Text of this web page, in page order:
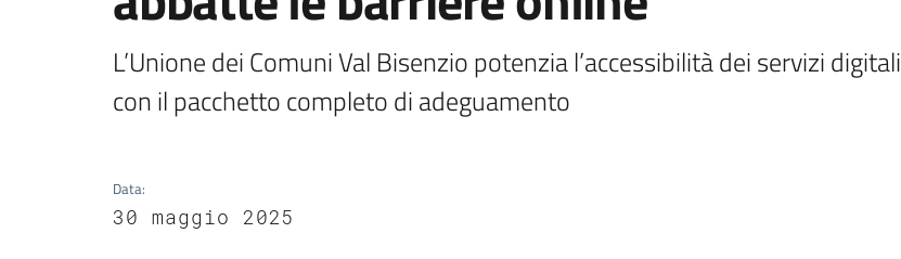
L’Unione dei Comuni Val Bisenzio potenzia l’accessibilità dei servizi digitali
Data:
30 maggio 2025